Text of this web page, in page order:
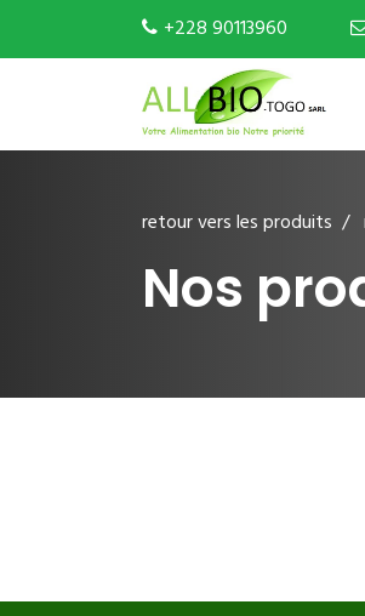
+228 90113960
retour vers les produits /
Nos